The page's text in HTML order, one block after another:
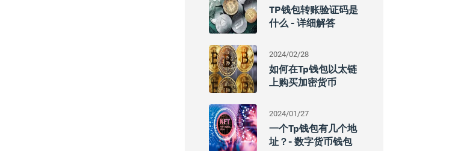
TP钱包转账验证码是
什么 - 详细解答
2024/02/28
如何在tp钱包以太链
上购买加密货币
2024/01/27
一个tp钱包有几个地
址？- 数字货币钱包